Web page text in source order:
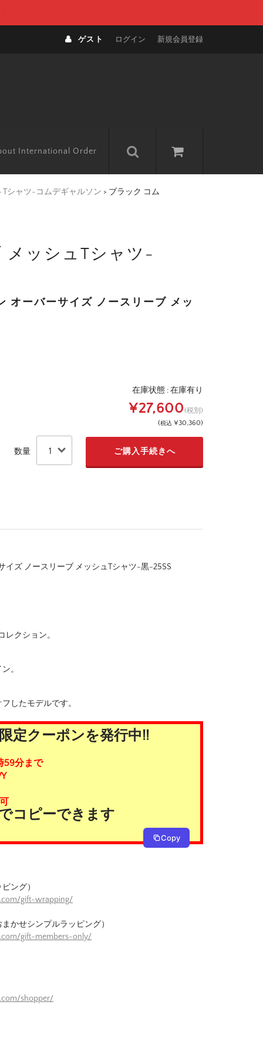
ゲスト ログイン 新規会員登録
International Order
Tシャツ-コムデギャルソン > ブラック コム
メッシュTシャツ-
オーバーサイズ ノースリーブ メッ
在庫状態 :在庫有り
¥27,600(税別)
(税込 ¥30,360)
数量
イズ ノースリーブ メッシュTシャツ-黒-25SS
レクション。
。
したモデルです。
定クーポンを発行中!!
59分まで
コピーできます
Copy
ング）
gift-wrapping/
かせシンプルラッピング）
gift-members-only/
shopper/